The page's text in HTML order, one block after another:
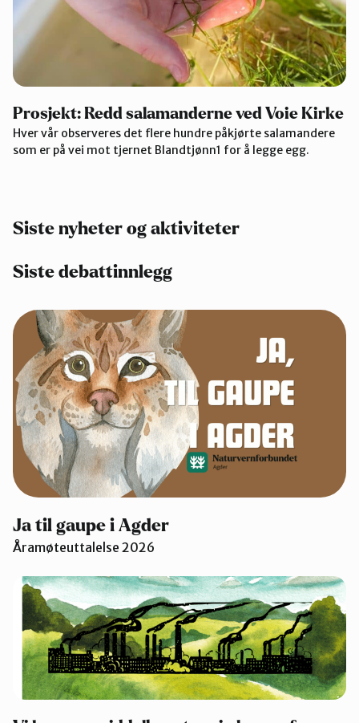
Prosjekt: Redd salamanderne ved Voie Kirke
Hver vår observeres det flere hundre påkjørte salamandere
som er på vei mot tjernet Blandtjønn1 for å legge egg.
Siste nyheter og aktiviteter
Siste debattinnlegg
Ja til gaupe i Agder
Åramøteuttalelse 2026